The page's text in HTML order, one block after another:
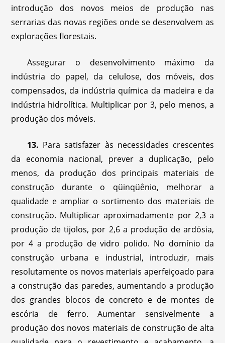
introdução dos novos meios de produção nas
serrarias das novas regiões onde se desenvolvem as
explorações florestais.
Assegurar o desenvolvimento máximo da
indústria do papel, da celulose, dos móveis, dos
compensados, da indústria química da madeira e da
indústria hidrolítica. Multiplicar por 3, pelo menos, a
produção dos móveis.
13. Para satisfazer às necessidades crescentes
da economia nacional, prever a duplicação, pelo
menos, da produção dos principais materiais de
construção durante o qüinqüênio, melhorar a
qualidade e ampliar o sortimento dos materiais de
construção. Multiplicar aproximadamente por 2,3 a
produção de tijolos, por 2,6 a produção de ardósia,
por 4 a produção de vidro polido. No domínio da
construção urbana e industrial, introduzir, mais
resolutamente os novos materiais aperfeiçoado para
a construção das paredes, aumentando a produção
dos grandes blocos de concreto e de montes de
escória de ferro. Aumentar sensivelmente a
produção dos novos materiais de construção de alta